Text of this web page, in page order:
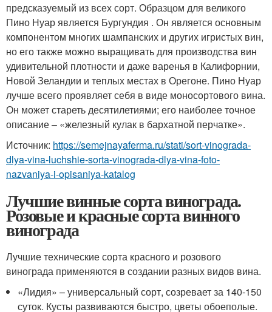
предсказуемый из всех сорт. Образцом для великого
Пино Нуар является Бургундия . Он является основным
компонентом многих шампанских и других игристых вин,
но его также можно выращивать для производства вин
удивительной плотности и даже варенья в Калифорнии,
Новой Зеландии и теплых местах в Орегоне. Пино Нуар
лучше всего проявляет себя в виде моносортового вина.
Он может стареть десятилетиями; его наиболее точное
описание – «железный кулак в бархатной перчатке».
Источник: https://semejnayaferma.ru/stati/sort-vinograda-
dlya-vina-luchshie-sorta-vinograda-dlya-vina-foto-
nazvaniya-i-opisaniya-katalog
Лучшие винные сорта винограда.
Розовые и красные сорта винного
винограда
Лучшие технические сорта красного и розового
винограда применяются в создании разных видов вина.
«Лидия» – универсальный сорт, созревает за 140-150
суток. Кусты развиваются быстро, цветы обоеполые.